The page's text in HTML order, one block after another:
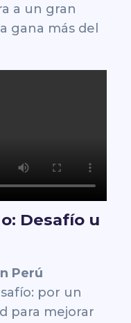
a un gran
gana más del
Desafío u
Perú
por un
para mejorar